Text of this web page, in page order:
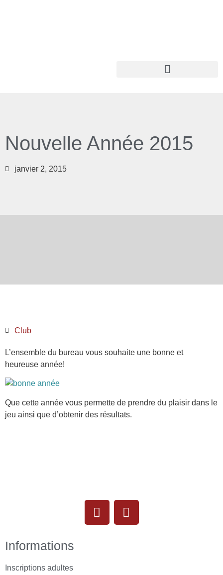
Nouvelle Année 2015
janvier 2, 2015
Club
L’ensemble du bureau vous souhaite une bonne et
heureuse année!
Que cette année vous permette de prendre du plaisir dans le
jeu ainsi que d’obtenir des résultats.
Informations
Inscriptions adultes